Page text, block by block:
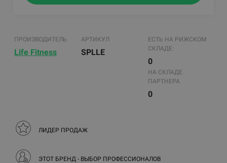
ПРОИЗВОДИТЕЛЬ
Life Fitness
АРТИКУЛ
SPLLE
ЕСТЬ НА РИЖСКОМ
СКЛАДЕ:
0
НА СКЛАДЕ
ПАРТНЕРА
0
ЛИДЕР ПРОДАЖ
ЭТОТ БРЕНД - ВЫБОР ПРОФЕССИОНАЛОВ